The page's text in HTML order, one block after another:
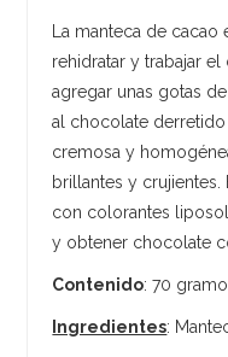
La manteca de cacao
rehidratar y trabajar
agregar unas gotas
al chocolate
cremosa y
brillantes y crujientes.
con colorantes
y obtener chocolate
Contenido: 70
Ingredientes: